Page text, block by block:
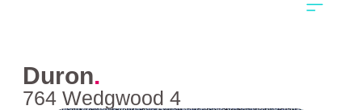
Duron.
764 Wedgwood 4